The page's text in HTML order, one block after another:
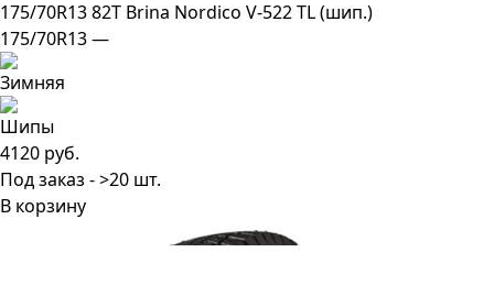
175/70R13 82T Brina Nordico V-522 TL (шип.)
175/70R13 —
4120 руб.
Под заказ - >20 шт.
В корзину